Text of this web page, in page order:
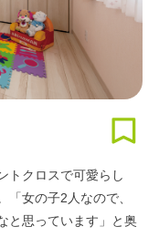
トクロスで可愛らし
「女の子2人なので、
と思っています」と奥